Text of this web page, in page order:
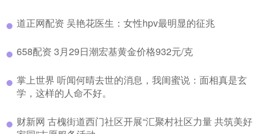
道正网配资 吴艳花医生：女性hpv最明显的征兆
658配资 3月29日潮宏基黄金价格932元/克
掌上世界 听闻何晴去世的消息，我闺蜜说：面相真是玄
学，这样的人命不好。
财新网 古槐街道西门社区开展“汇聚村社区力量 共筑美好